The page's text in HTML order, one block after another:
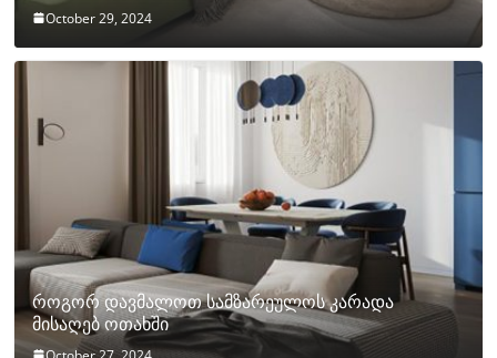
October 29, 2024
როგორ დავმალოთ სამზარეულოს კარადა
მისაღებ ოთახში